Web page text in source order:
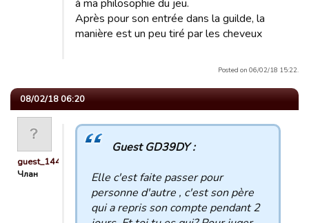
à ma philosophie du jeu.
Après pour son entrée dans la guilde, la
manière est un peu tiré par les cheveux
Posted on 06/02/18 15:22.
08/02/18 06:20
guest_1449909902292
Члан
Guest GD39DY :
Elle c'est faite passer pour
personne d'autre , c'est son père
qui a repris son compte pendant 2